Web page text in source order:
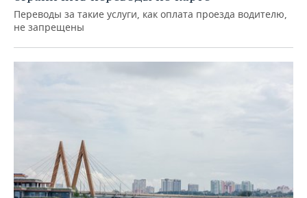
Переводы за такие услуги, как оплата проезда водителю,
не запрещены